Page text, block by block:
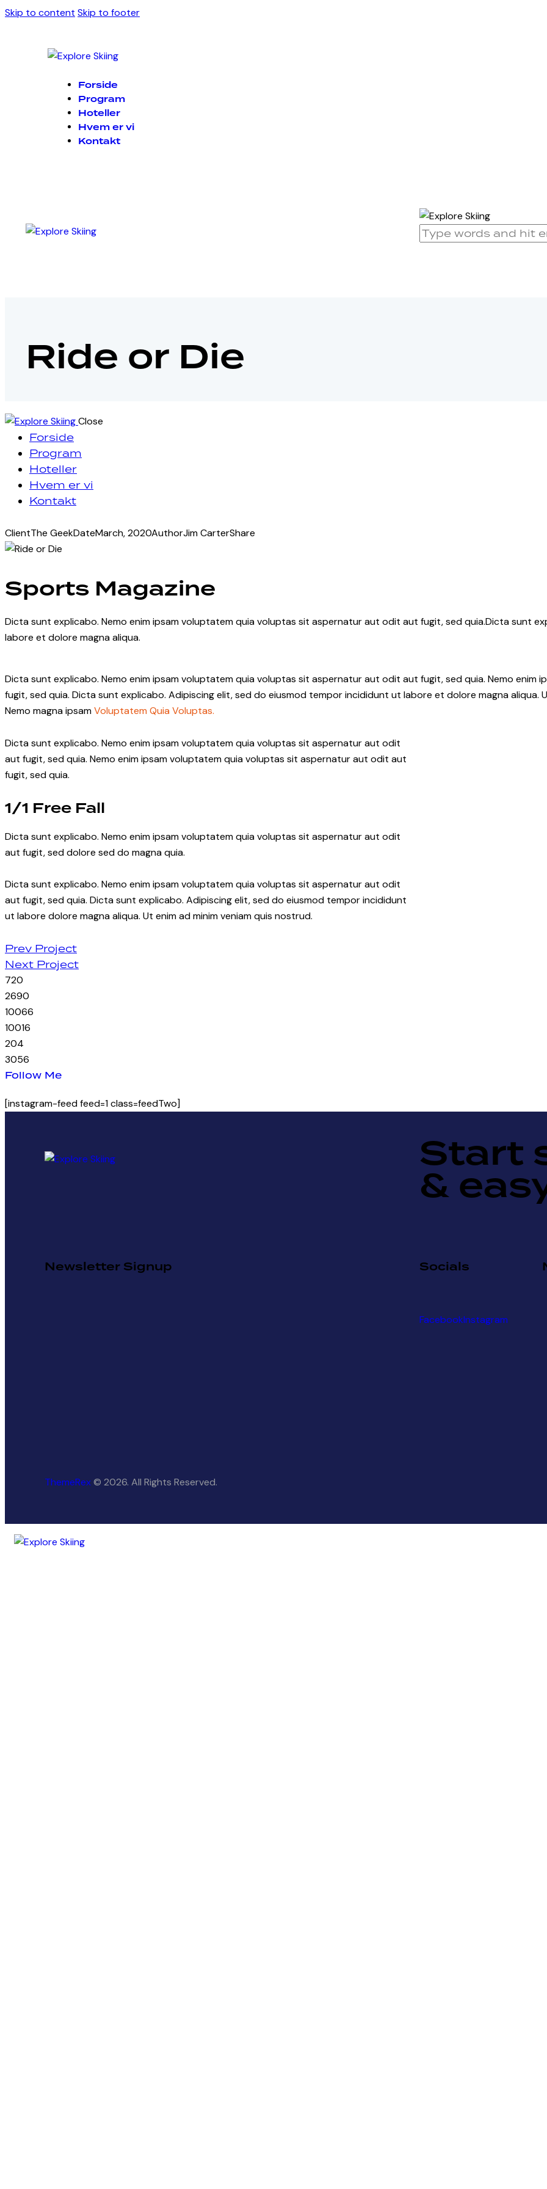
Skip to content Skip to footer
Forside
Program
Hoteller
Hvem er vi
Kontakt
Ride or Die
Close
Forside
Program
Hoteller
Hvem er vi
Kontakt
ClientThe GeekDateMarch, 2020AuthorJim CarterShare
Sports Magazine
Dicta sunt explicabo. Nemo enim ipsam voluptatem quia voluptas sit aspernatur aut odit aut fugit, sed quia.Dicta sunt
labore et dolore magna aliqua.
Dicta sunt explicabo. Nemo enim ipsam voluptatem quia voluptas sit aspernatur aut odit aut fugit, sed quia. Nemo
fugit, sed quia. Dicta sunt explicabo. Adipiscing elit, sed do eiusmod tempor incididunt ut labore et dolore magna aliqua.
Nemo magna ipsamVoluptatem Quia Voluptas.
Dicta sunt explicabo. Nemo enim ipsam voluptatem quia voluptas sit aspernatur aut odit
aut fugit, sed quia. Nemo enim ipsam voluptatem quia voluptas sit aspernatur aut odit aut
fugit, sed quia.
1/1 Free Fall
Dicta sunt explicabo. Nemo enim ipsam voluptatem quia voluptas sit aspernatur aut odit
aut fugit, sed dolore sed do magna quia.
Dicta sunt explicabo. Nemo enim ipsam voluptatem quia voluptas sit aspernatur aut odit
aut fugit, sed quia. Dicta sunt explicabo. Adipiscing elit, sed do eiusmod tempor incididunt
ut labore dolore magna aliqua. Ut enim ad minim veniam quis nostrud.
Prev Project
Next Project
720
2690
10066
10016
204
3056
Follow Me
[instagram-feed feed=1 class=feedTwo]
Start
&
Newsletter Signup Socials
FacebookInstagram
ThemeRex© 2026. All Rights Reserved.